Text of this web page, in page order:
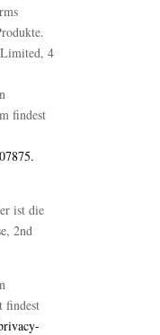
4
findest
ist die
2nd
findest